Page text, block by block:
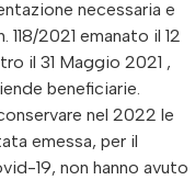
necessaria e
2021 emanato il 12
il 31 Maggio 2021 ,
beneficiarie.
nel 2022 le
emessa, per il
19, non hanno avuto